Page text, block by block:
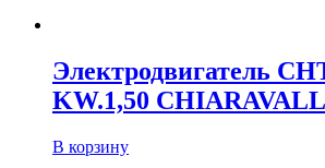
Электродвигатель
KW.1,50
В корзину